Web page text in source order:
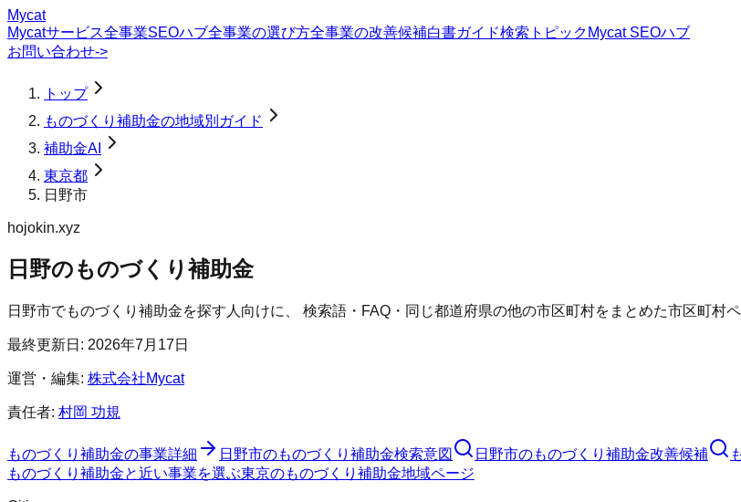
Mycat
Mycatサービス全事業SEOハブ全事業の選び方全事業の改善候補白書ガイド検索トピック Mycat SEOハブ
お問い合わせ->
トップ
ものづくり補助金の地域別ガイド
補助金AI
東京都
日野市
hojokin.xyz
日野のものづくり補助金
日野市でものづくり補助金を探す人向けに、 検索語・FAQ・同じ都道府県の他の市区町村をまとめた市区町村ペ
最終更新日: 2026年7月17日
運営・編集: 株式会社Mycat
責任者: 村岡 功規
ものづくり補助金の事業詳細 日野市のものづくり補助金検索意図 日野市のものづくり補助金改善候補
ものづくり補助金と近い事業を選ぶ東京のものづくり補助金地域ページ